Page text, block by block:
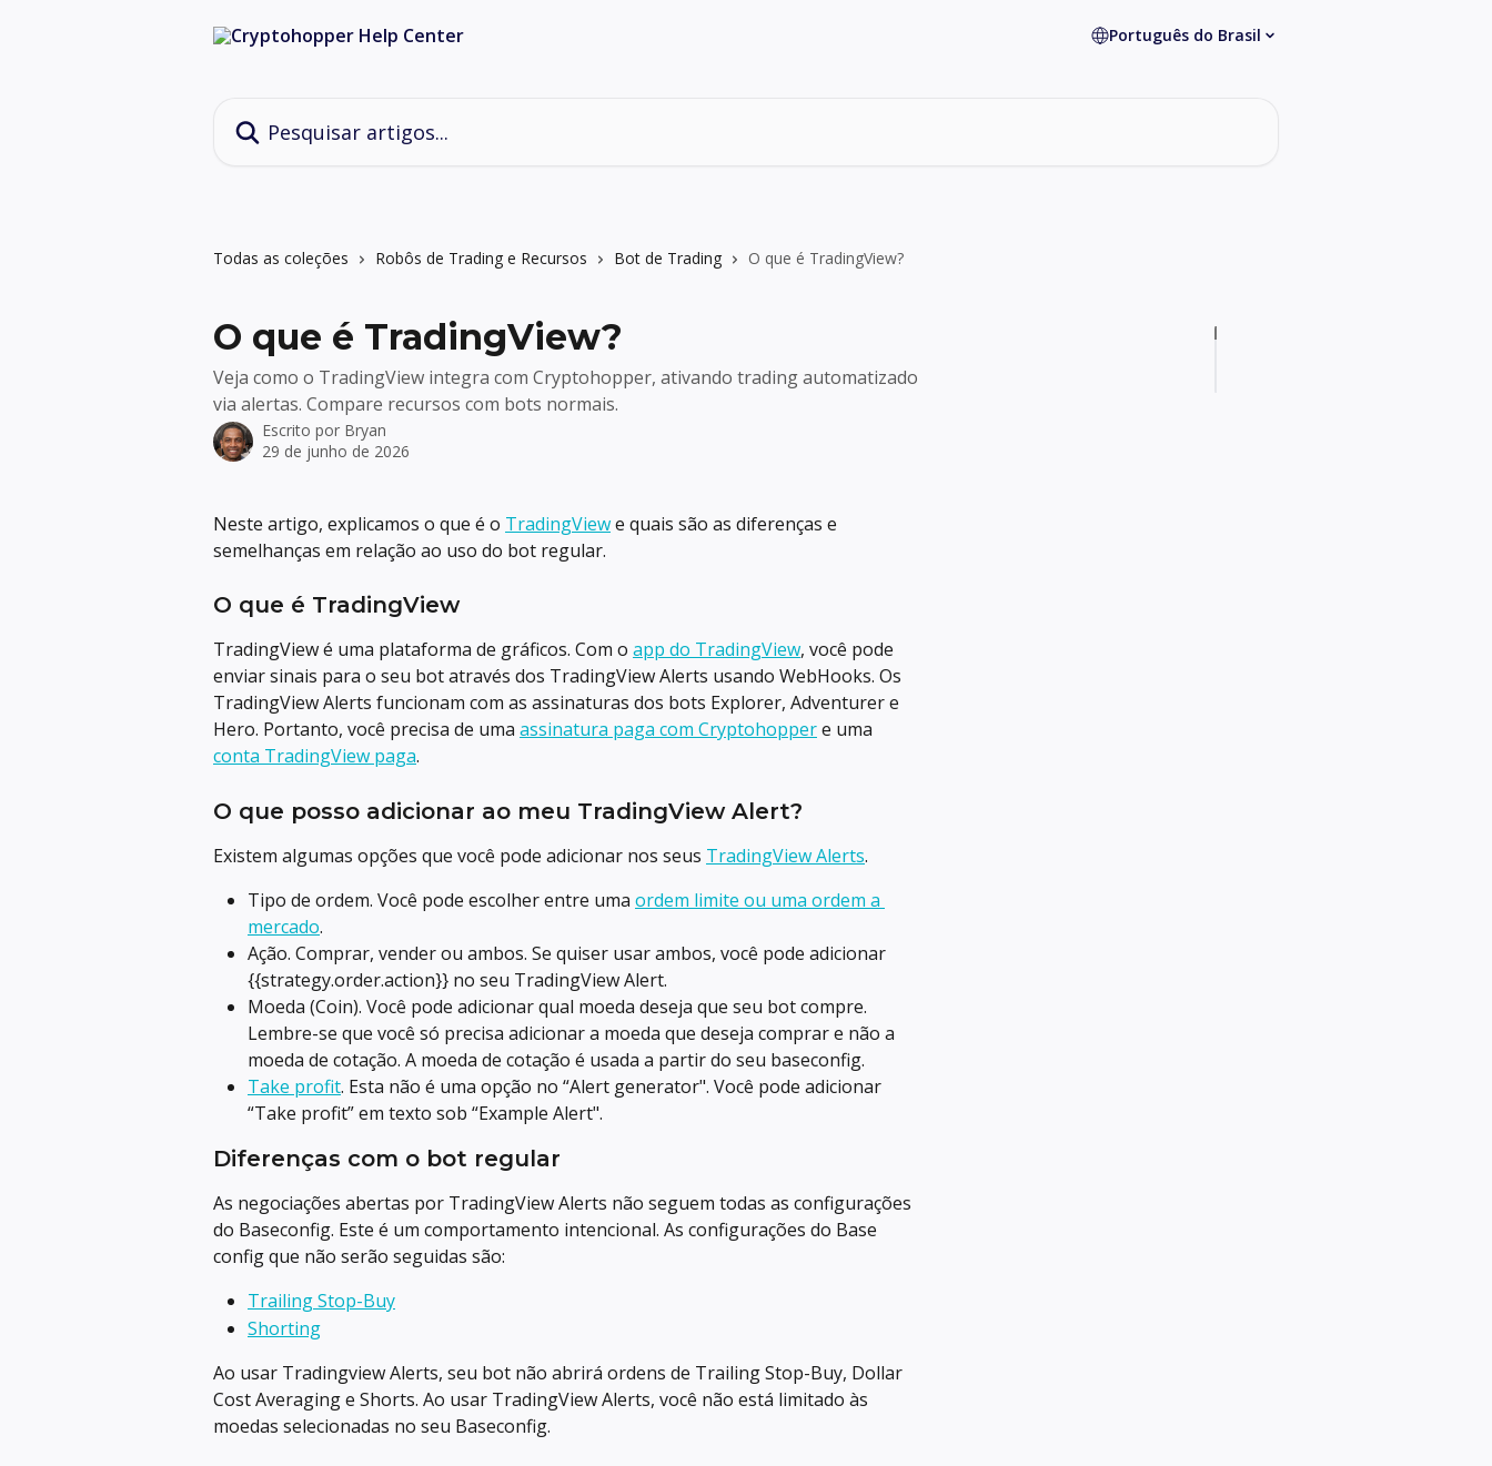
Português do Brasil
Todas as coleções Robôs de Trading e Recursos Bot de Trading O que é TradingView?
O que é TradingView?
Veja como o TradingView integra com Cryptohopper, ativando trading automatizado
via alertas. Compare recursos com bots normais.
Escrito por Bryan
29 de junho de 2026
Neste artigo, explicamos o que é o TradingView e quais são as diferenças e
semelhanças em relação ao uso do bot regular.
O que é TradingView
TradingView é uma plataforma de gráficos. Com o app do TradingView, você pode
enviar sinais para o seu bot através dos TradingView Alerts usando WebHooks. Os
TradingView Alerts funcionam com as assinaturas dos bots Explorer, Adventurer e
Hero. Portanto, você precisa de uma assinatura paga com Cryptohopper e uma
conta TradingView paga.
O que posso adicionar ao meu TradingView Alert?
Existem algumas opções que você pode adicionar nos seus TradingView Alerts.
Tipo de ordem. Você pode escolher entre uma ordem limite ou uma ordem a
mercado.
Ação. Comprar, vender ou ambos. Se quiser usar ambos, você pode adicionar
{{strategy.order.action}} no seu TradingView Alert.
Moeda (Coin). Você pode adicionar qual moeda deseja que seu bot compre.
Lembre-se que você só precisa adicionar a moeda que deseja comprar e não a
moeda de cotação. A moeda de cotação é usada a partir do seu baseconfig.
Take profit. Esta não é uma opção no “Alert generator". Você pode adicionar
“Take profit” em texto sob “Example Alert".
Diferenças com o bot regular
As negociações abertas por TradingView Alerts não seguem todas as configurações
do Baseconfig. Este é um comportamento intencional. As configurações do Base
config que não serão seguidas são:
Trailing Stop-Buy
Shorting
Ao usar Tradingview Alerts, seu bot não abrirá ordens de Trailing Stop-Buy, Dollar
Cost Averaging e Shorts. Ao usar TradingView Alerts, você não está limitado às
moedas selecionadas no seu Baseconfig.